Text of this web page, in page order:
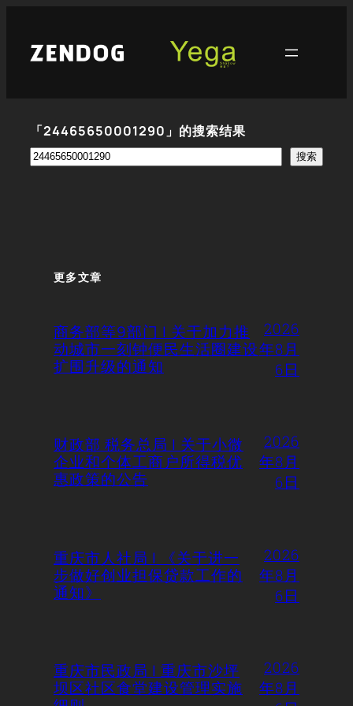
「24465650001290」的搜索结果
搜
搜索
更多文章
商务部等9部门 | 关于加力推
动城市一刻钟便民生活圈建设
扩围升级的通知
2026
年8月
6日
财政部 税务总局 | 关于小微
企业和个体工商户所得税优
惠政策的公告
2026
年8月
6日
重庆市人社局 | 《关于进一
步做好创业担保贷款工作的
通知》
2026
年8月
6日
重庆市民政局 | 重庆市沙坪
坝区社区食堂建设管理实施
2026
年8月